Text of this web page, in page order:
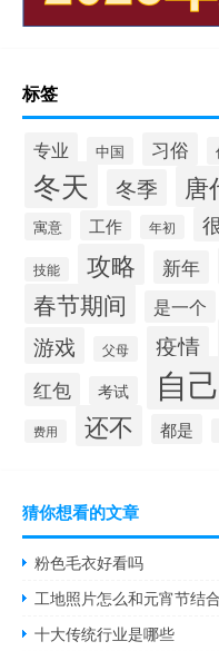
标签
专业 中国 习俗
冬天 冬季 唐
寓意 工作 年初
技能 攻略 新年
春节期间 是一个
游戏 父母 疫情
红包 考试 自
费用 还不 都是
猜你想看的文章
粉色毛衣好看吗
工地照片怎么和元宵节结合
十大传统行业是哪些